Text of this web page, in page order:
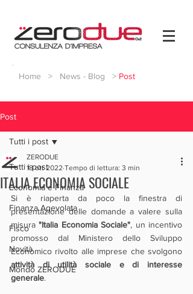
Home > News - Blog > Post
Post
Tutti i post
Economia e Finanza
Finanza Agevolata
Fisco
Novità
Mondo ZERODUE
Tutti i post
ITALIA ECONOMIA SOCIALE
ZERODUE
18 ott 2022 Tempo di lettura: 3 min
Si è riaperta da poco la finestra di
presentazione delle domande a valere sulla
misura "Italia Economia Sociale", un incentivo
promosso dal Ministero dello Sviluppo
attività di utilità sociale e di interesse
generale.